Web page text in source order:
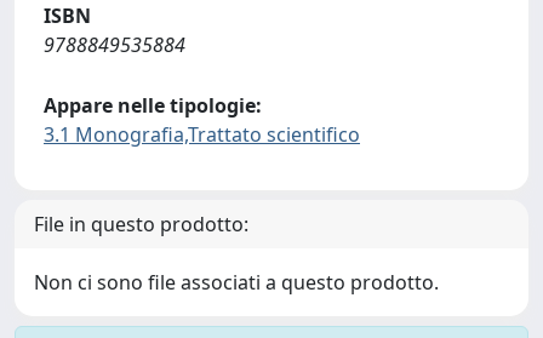
ISBN
9788849535884
Appare nelle tipologie:
3.1 Monografia,Trattato scientifico
File in questo prodotto:
Non ci sono file associati a questo prodotto.